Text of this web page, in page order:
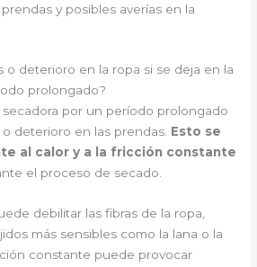
y posibles averías en la
o deterioro en la ropa si se deja en la
prolongado?
secadora por un período prolongado
deterioro en las prendas. Esto se
al calor y a la fricción constante
el proceso de secado.
debilitar las fibras de la ropa,
más sensibles como la lana o la
constante puede provocar